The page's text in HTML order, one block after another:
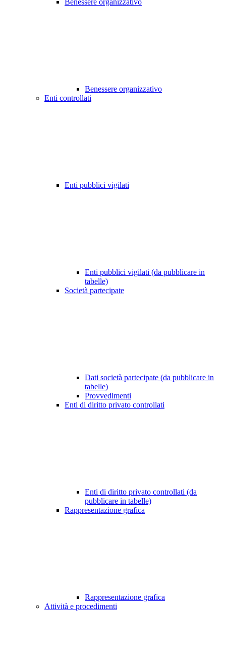
Benessere organizzativo
Benessere organizzativo
Enti controllati
Enti pubblici vigilati
Enti pubblici vigilati (da pubblicare in
tabelle)
Società partecipate
Dati società partecipate (da pubblicare in
tabelle)
Provvedimenti
Enti di diritto privato controllati
Enti di diritto privato controllati (da
pubblicare in tabelle)
Rappresentazione grafica
Rappresentazione grafica
Attività e procedimenti